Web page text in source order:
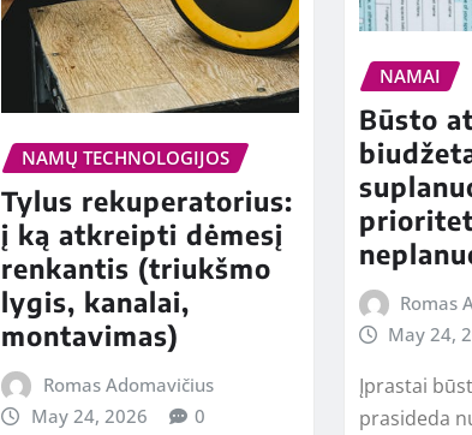
NAMŲ TECHNOLOGIJOS
Tylus rekuperatorius:
į ką atkreipti dėmesį
renkantis (triukšmo
lygis, kanalai,
montavimas)
Romas Adomavičius
May 24, 2026
0
NAMAI
Būsto
Romas
May 24,
Įprastai
prasideda